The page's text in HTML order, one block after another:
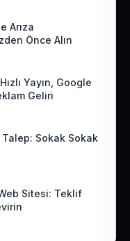
Arıza
Önce Alın
Yayın, Google
Geliri
Talep: Sokak Sokak
Sitesi: Teklif